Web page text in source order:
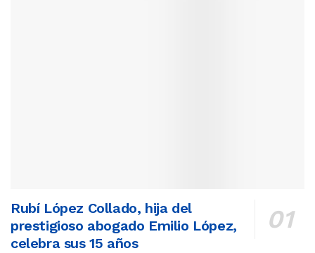
Rubí López Collado, hija del
prestigioso abogado Emilio López,
celebra sus 15 años